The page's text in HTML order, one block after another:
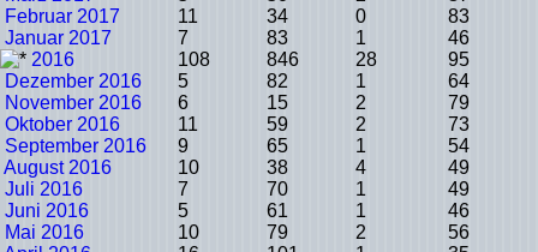
Februar 2017
11 34 0
83
Januar 2017
7 83 1
46
2016
108 846 28
95
Dezember 2016
5 82 1
64
November 2016
6 15 2
79
Oktober 2016
11 59 2
73
September 2016
9 65 1
54
August 2016
10 38 4
49
Juli 2016
7 70 1
49
Juni 2016
5 61 1
46
Mai 2016
10 79 2
56